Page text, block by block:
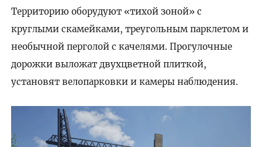
Территорию оборудуют «тихой зоной» с
круглыми скамейками, треугольным парклетом и
необычной перголой с качелями. Прогулочные
дорожки выложат двухцветной плиткой,
установят велопарковки и камеры наблюдения.